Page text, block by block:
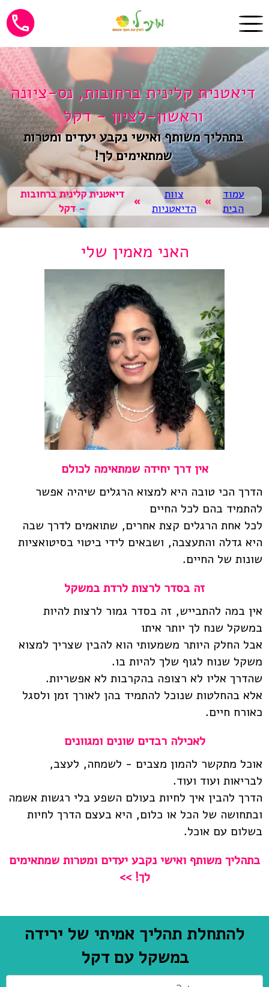
דיאטנית קלינית ברחובות, נס-ציונה
וראשון-לציון - דקל
בתהליך משותף ואישי נקבע יעדים ומטרות
שמתאימים לך!
עמוד
הבית
»
צוות
הדיאטניות
»
דיאטנית קלינית ברחובות
- דקל
האני מאמין שלי
אין דרך יחידה שמתאימה לכולם
הדרך הכי טובה היא למצוא הרגלים שיהיה אפשר
להתמיד בהם לכל החיים
לכל אחת הרגלים קצת אחרים, שתואמים לדרך שבה
היא גדלה והתעצבה, ושבאים לידי ביטוי בסיטואציות
שונות של החיים.
זה בסדר לרצות לרדת במשקל
אין במה להתבייש, זה בסדר גמור לרצות להיות
במשקל שנח לך יותר איתו
אבל החלק היותר משמעותי הוא להבין שצריך למצוא
משקל שנוח לגוף שלך להיות בו.
שהדרך אליו לא רצופה בהקרבות לא אפשריות.
אלא בהחלטות שנוכל להתמיד בהן לאורך זמן ולסגל
כאורח חיים.
לאכילה רבדים שונים ומגוונים
אוכל מתקשר להמון מצבים - לשמחה, לעצב,
לבריאות ועוד ועוד.
הדרך להבין איך לחיות בעולם השפע בלי רגשות אשמה
ובתחושה של הכל או כלום, היא בעצם הדרך לחיות
בשלום עם אוכל.
בתהליך משותף ואישי נקבע יעדים ומטרות שמתאימים
לך! >>
להתחלת תהליך אמיתי של ירידה
במשקל עם דקל